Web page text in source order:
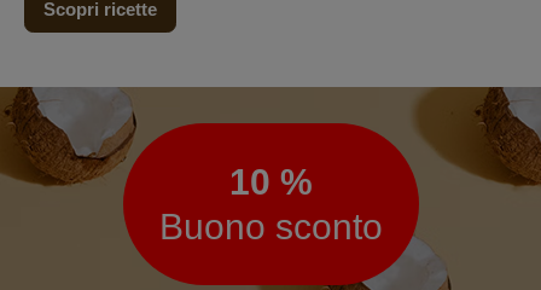
Scopri ricette
Newsletter
10 %
Buono sconto